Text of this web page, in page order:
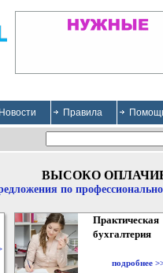
Новости Правила
ВЫСОКО
по
Практическая
бухгалтерия
подробнее